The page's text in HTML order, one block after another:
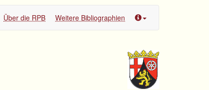
Über die RPB Weitere Bibliographien